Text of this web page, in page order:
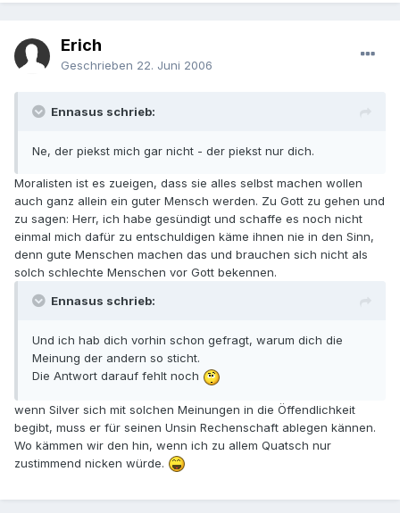
Erich
Geschrieben 22. Juni 2006
Ennasus schrieb:
Ne, der piekst mich gar nicht - der piekst nur dich.
Moralisten ist es zueigen, dass sie alles selbst machen wollen
auch ganz allein ein guter Mensch werden. Zu Gott zu gehen und
zu sagen: Herr, ich habe gesündigt und schaffe es noch nicht
einmal mich dafür zu entschuldigen käme ihnen nie in den Sinn,
denn gute Menschen machen das und brauchen sich nicht als
solch schlechte Menschen vor Gott bekennen.
Ennasus schrieb:
Und ich hab dich vorhin schon gefragt, warum dich die
Meinung der andern so sticht.
Die Antwort darauf fehlt noch
wenn Silver sich mit solchen Meinungen in die Öffendlichkeit
begibt, muss er für seinen Unsin Rechenschaft ablegen kännen.
Wo kämmen wir den hin, wenn ich zu allem Quatsch nur
zustimmend nicken würde.